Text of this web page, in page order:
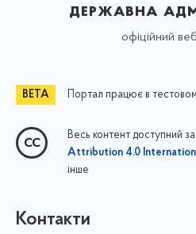
державна
офіційний
Портал працює в
Весь контент доступний
Attribution 4.0
інше
Контакти